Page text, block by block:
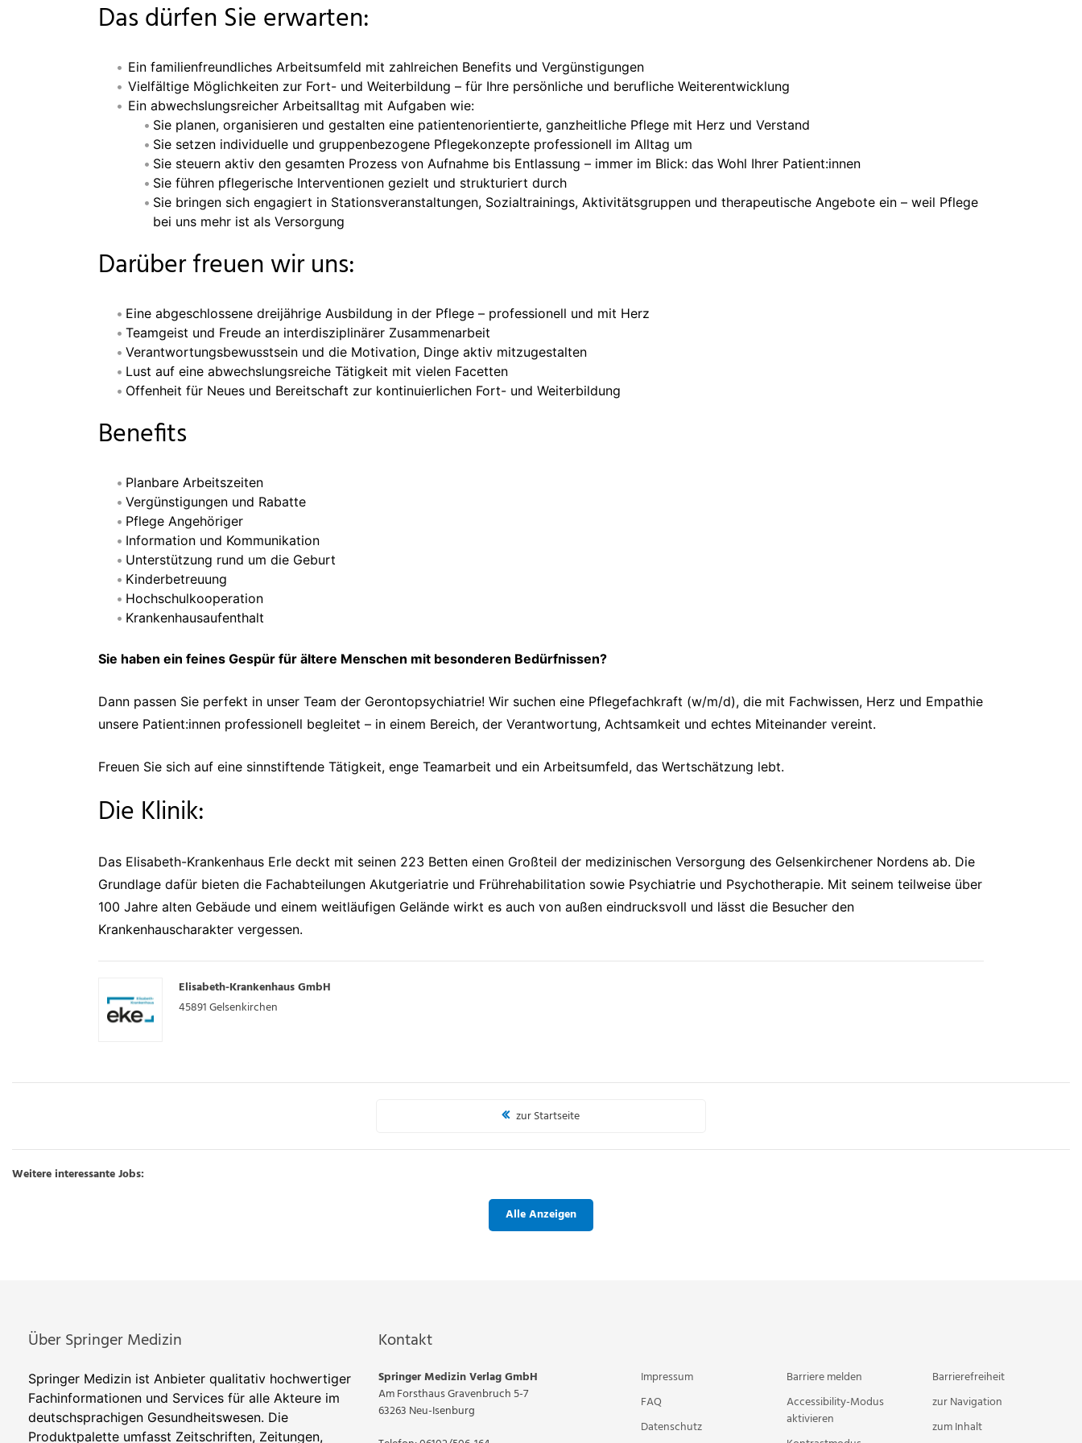
Das dürfen Sie erwarten:
Ein familienfreundliches Arbeitsumfeld mit zahlreichen Benefits und Vergünstigungen
Vielfältige Möglichkeiten zur Fort- und Weiterbildung – für Ihre persönliche und berufliche Weiterentwicklung
Ein abwechslungsreicher Arbeitsalltag mit Aufgaben wie:
Sie planen, organisieren und gestalten eine patientenorientierte, ganzheitliche Pflege mit Herz und Verstand
Sie setzen individuelle und gruppenbezogene Pflegekonzepte professionell im Alltag um
Sie steuern aktiv den gesamten Prozess von Aufnahme bis Entlassung – immer im Blick: das Wohl Ihrer Patient:innen
Sie führen pflegerische Interventionen gezielt und strukturiert durch
Sie bringen sich engagiert in Stationsveranstaltungen, Sozialtrainings, Aktivitätsgruppen und therapeutische Angebote ein – weil Pflege
bei uns mehr ist als Versorgung
Darüber freuen wir uns:
Eine abgeschlossene dreijährige Ausbildung in der Pflege – professionell und mit Herz
Teamgeist und Freude an interdisziplinärer Zusammenarbeit
Verantwortungsbewusstsein und die Motivation, Dinge aktiv mitzugestalten
Lust auf eine abwechslungsreiche Tätigkeit mit vielen Facetten
Offenheit für Neues und Bereitschaft zur kontinuierlichen Fort- und Weiterbildung
Benefits
Planbare Arbeitszeiten
Vergünstigungen und Rabatte
Pflege Angehöriger
Information und Kommunikation
Unterstützung rund um die Geburt
Kinderbetreuung
Hochschul­kooperation
Krankenhaus­aufenthalt
Sie haben ein feines Gespür für ältere Menschen mit besonderen Bedürfnissen?
Dann passen Sie perfekt in unser Team der Gerontopsychiatrie! Wir suchen eine Pflegefachkraft (w/m/d), die mit Fachwissen, Herz und Empathie
unsere Patient:innen professionell begleitet – in einem Bereich, der Verantwortung, Achtsamkeit und echtes Miteinander vereint.
Freuen Sie sich auf eine sinnstiftende Tätigkeit, enge Teamarbeit und ein Arbeitsumfeld, das Wertschätzung lebt.
Die Klinik:
Das Elisabeth-Krankenhaus Erle deckt mit seinen 223 Betten einen Großteil der medizinischen Versorgung des Gelsenkirchener Nordens ab. Die
Grundlage dafür bieten die Fachabteilungen Akutgeriatrie und Frührehabilitation sowie Psychiatrie und Psychotherapie. Mit seinem teilweise über
100 Jahre alten Gebäude und einem weitläufigen Gelände wirkt es auch von außen eindrucksvoll und lässt die Besucher den
Krankenhauscharakter vergessen.
Elisabeth-Krankenhaus GmbH
45891Gelsenkirchen
zur Startseite
Weitere interessante Jobs:
Alle Anzeigen
Über Springer Medizin
Springer Medizin ist Anbieter qualitativ hochwertiger
Fachinformationen und Services für alle Akteure im
deutschsprachigen Gesundheitswesen. Die
Produktpalette umfasst Zeitschriften, Zeitungen,
Kontakt
Springer Medizin Verlag GmbH
Am Forsthaus Gravenbruch 5-7
63263 Neu-Isenburg
Impressum
FAQ
Datenschutz
Barriere melden
Accessibility-Modus
aktivieren
Barrierefreiheit
zur Navigation
zum Inhalt